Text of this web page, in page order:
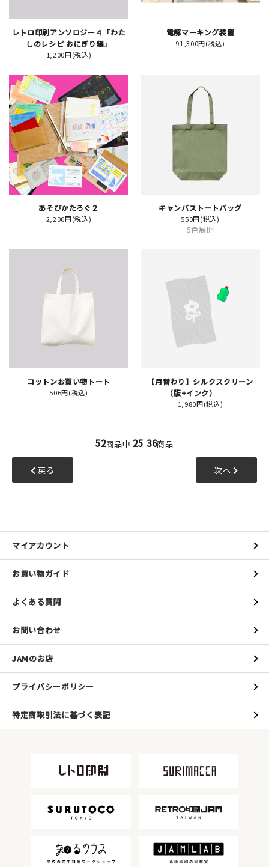
おしらせ
新規会員登録
ログイン
マイアカウント
カートを見る
お買い物ガイド
よくある質問
お問い合わせ
レトロ印刷アンソロジー４「わた
しのレシピ おにぎり編」
1,200円(税込)
電解マーキング装置
91,300円(税込)
あそびかたろぐ２
2,200円(税込)
キャンバストートバッグ
550円(税込)
5色展開
コットンお買い物トート
506円(税込)
【月替わり】シルクスクリーン
（版+インク）
1,980円(税込)
52商品中 25-36商品
戻る 次へ
マイアカウント
お買い物ガイド
よくある質問
お問い合わせ
JAMのお店
プライバシーポリシー
特定商取引法に基づく表記